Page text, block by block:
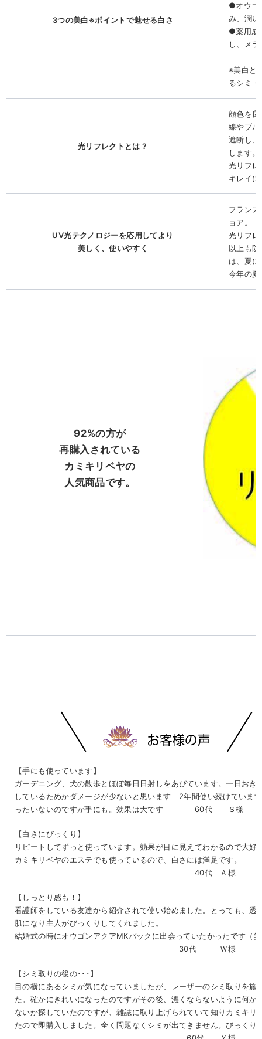
3つの美白※ポイントで魅せる白さ
●オウゴ
み、潤
●薬用成
し、メ
※美白と
るシミ
光リフレクトとは？
顔色を
線やブ
遮断し
します。
光リフ
キレイ
UV光テクノロジーを応用してより
美しく、使いやすく
フラン
ョア。
光リフ
以上も
は、夏
今年の
92%の方が
再購入されている
カミキリベヤの
人気商品です。
【手にも使っています】
ガーデニング、犬の散歩とほぼ毎日日射しをあびています。一日おき
しているためかダメージが少ないと思います 2年間使い続けていま
ったいないのですが手にも。効果は大です 60代 Ｓ様
【白さにびっくり】
リピートしてずっと使っています。効果が目に見えてわかるので大好
カミキリベヤのエステでも使っているので、白さには満足です。
40代 Ａ様
【しっとり感も！】
看護師をしている友達から紹介されて使い始めました。とっても、透
肌になり主人がびっくりしてくれました。
結婚式の時にオウゴンアクアMKパックに出会っていたかったです（
30代 Ｗ様
【シミ取りの後の･･･】
目の横にあるシミが気になっていましたが、レーザーのシミ取りを施
た。確かにきれいになったのですがその後、濃くならないように何か
ないか探していたのですが、雑誌に取り上げられていて知りカミキリ
たので即購入しました。全く問題なくシミが出てきません。びっくり